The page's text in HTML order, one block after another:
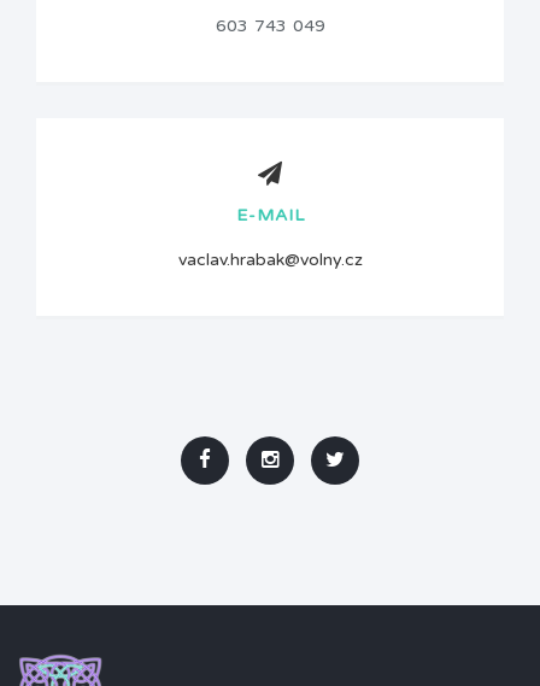
603 743 049
E-MAIL
vaclav.hrabak@volny.cz